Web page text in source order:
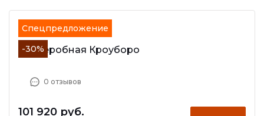
Спецпредложение
-30%
Гардеробная Кроуборо
0 отзывов
101 920 руб.